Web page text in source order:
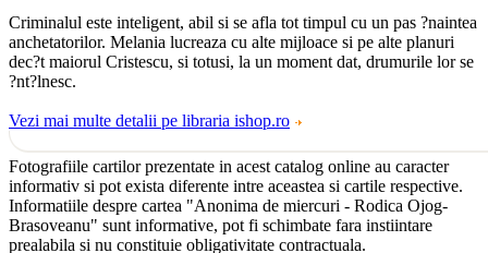
Criminalul este inteligent, abil si se afla tot timpul cu un pas ?naintea
anchetatorilor. Melania lucreaza cu alte mijloace si pe alte planuri
dec?t maiorul Cristescu, si totusi, la un moment dat, drumurile lor se
?nt?lnesc.
Vezi mai multe detalii pe libraria ishop.ro
Fotografiile cartilor prezentate in acest catalog online au caracter
informativ si pot exista diferente intre aceastea si cartile respective.
Informatiile despre cartea "Anonima de miercuri - Rodica Ojog-
Brasoveanu" sunt informative, pot fi schimbate fara instiintare
prealabila si nu constituie obligativitate contractuala.